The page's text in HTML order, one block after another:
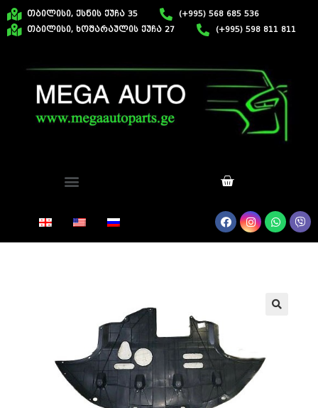
თბილისი, ქსნის ქუჩა 35
(+995) 568 685 536
თბილისი, ხოშარაულის ქუჩა 27
(+995) 598 811 811